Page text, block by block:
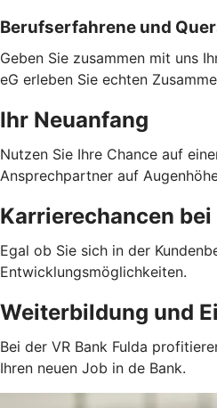
Berufserfahrene und
Geben Sie zusammen mit uns
eG erleben Sie echten
Ihr Neuanfang
Nutzen Sie Ihre Chance auf
Ansprechpartner auf
Karrierechancen bei
Egal ob Sie sich in der
Entwicklungsmöglichkeiten.
Weiterbildung und
Bei der VR Bank Fulda
Ihren neuen Job in de Bank.